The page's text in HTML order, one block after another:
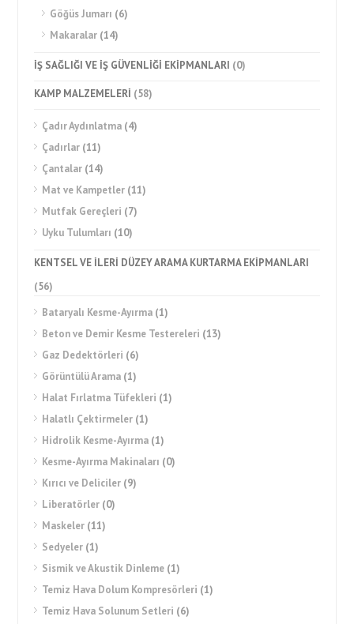
Göğüs Jumarı (6)
Makaralar (14)
İŞ SAĞLIĞI VE İŞ GÜVENLİĞİ EKİPMANLARI (0)
KAMP MALZEMELERİ (58)
Çadır Aydınlatma (4)
Çadırlar (11)
Çantalar (14)
Mat ve Kampetler (11)
Mutfak Gereçleri (7)
Uyku Tulumları (10)
KENTSEL VE İLERİ DÜZEY ARAMA KURTARMA EKİPMANLARI
(56)
Bataryalı Kesme-Ayırma (1)
Beton ve Demir Kesme Testereleri (13)
Gaz Dedektörleri (6)
Görüntülü Arama (1)
Halat Fırlatma Tüfekleri (1)
Halatlı Çektirmeler (1)
Hidrolik Kesme-Ayırma (1)
Kesme-Ayırma Makinaları (0)
Kırıcı ve Deliciler (9)
Liberatörler (0)
Maskeler (11)
Sedyeler (1)
Sismik ve Akustik Dinleme (1)
Temiz Hava Dolum Kompresörleri (1)
Temiz Hava Solunum Setleri (6)